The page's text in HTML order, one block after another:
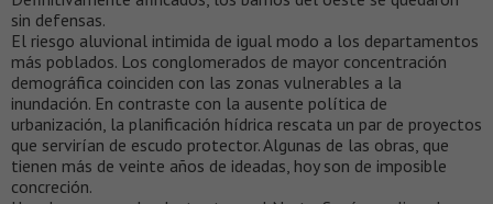
sin defensas.
El riesgo aluvional intimida de igual modo a los departamentos
más poblados. Los conglomerados de mayor concentración
demográfica coinciden con las zonas vulnerables a la
inundación. En contraste con la ausente política de
urbanización, la planificación hídrica rescata un par de proyectos
que servirían de escudo protector. Algunas de las obras, que
tienen más de veinte años de ideadas, hoy son de imposible
concreción.